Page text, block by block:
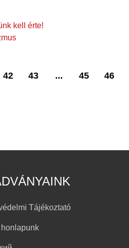
kell érte!
42 43 ... 45 46
Tájékoztató